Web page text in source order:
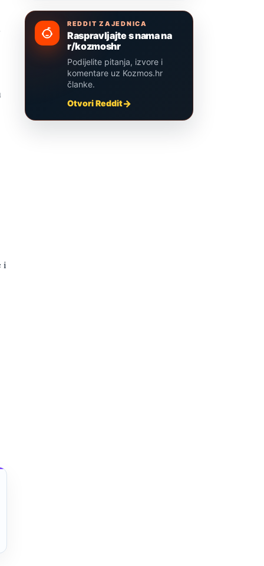
i
REDDIT ZAJEDNICA
Raspravljajte s nama na
r/kozmoshr
Podijelite pitanja, izvore i
komentare uz Kozmos.hr
članke.
Otvori Reddit